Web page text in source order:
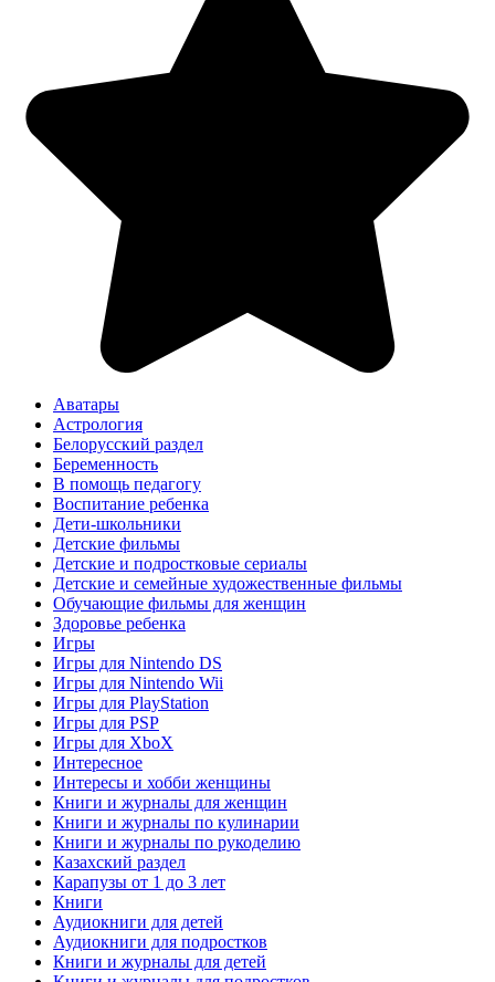
Аватары
Астрология
Белорусский раздел
Беременность
В помощь педагогу
Воспитание ребенка
Дети-школьники
Детские фильмы
Детские и подростковые сериалы
Детские и семейные художественные фильмы
Обучающие фильмы для женщин
Здоровье ребенка
Игры
Игры для Nintendo DS
Игры для Nintendo Wii
Игры для PlayStation
Игры для PSP
Игры для XboX
Интересное
Интересы и хобби женщины
Книги и журналы для женщин
Книги и журналы по кулинарии
Книги и журналы по рукоделию
Казахский раздел
Карапузы от 1 до 3 лет
Книги
Аудиокниги для детей
Аудиокниги для подростков
Книги и журналы для детей